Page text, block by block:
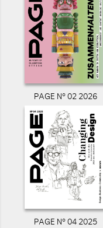
PAGE N° 02 2026
PAGE N° 04 2025